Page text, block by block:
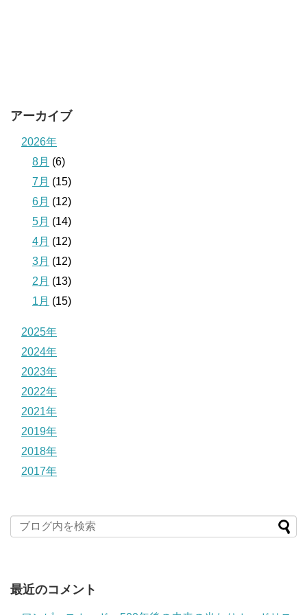
アーカイブ
2026年
8月 (6)
7月 (15)
6月 (12)
5月 (14)
4月 (12)
3月 (12)
2月 (13)
1月 (15)
2025年
2024年
2023年
2022年
2021年
2019年
2018年
2017年
最近のコメント